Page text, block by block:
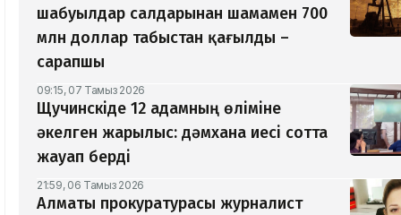
шабуылдар салдарынан шамамен 700
млн доллар табыстан қағылды –
сарапшы
09:15, 07 Тамыз 2026
Щучинскіде 12 адамның өліміне
әкелген жарылыс: дәмхана иесі сотта
жауап берді
21:59, 06 Тамыз 2026
Алматы прокуратурасы журналист